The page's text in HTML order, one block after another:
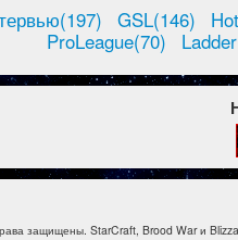
GSL(146)
ProLeague(70)
защищены. StarCraft, Brood War и